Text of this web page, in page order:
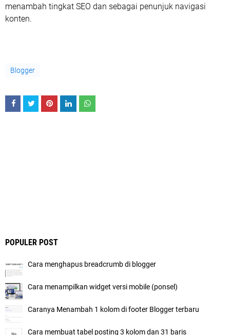
menambah tingkat SEO dan sebagai penunjuk navigasi
konten.
Blogger
POPULER POST
Cara menghapus breadcrumb di blogger
Cara menampilkan widget versi mobile (ponsel)
Caranya Menambah 1 kolom di footer Blogger terbaru
Cara membuat tabel posting 3 kolom dan 31 baris